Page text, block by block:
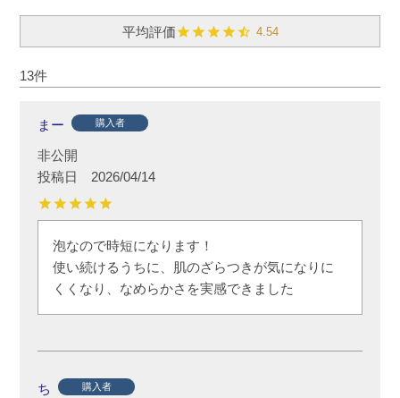
4.54
13
まー 購入者
非公開
投稿日
2026/04/14
泡なので時短になります！
使い続けるうちに、肌のざらつきが気になりに
くくなり、なめらかさを実感できました
ち 購入者